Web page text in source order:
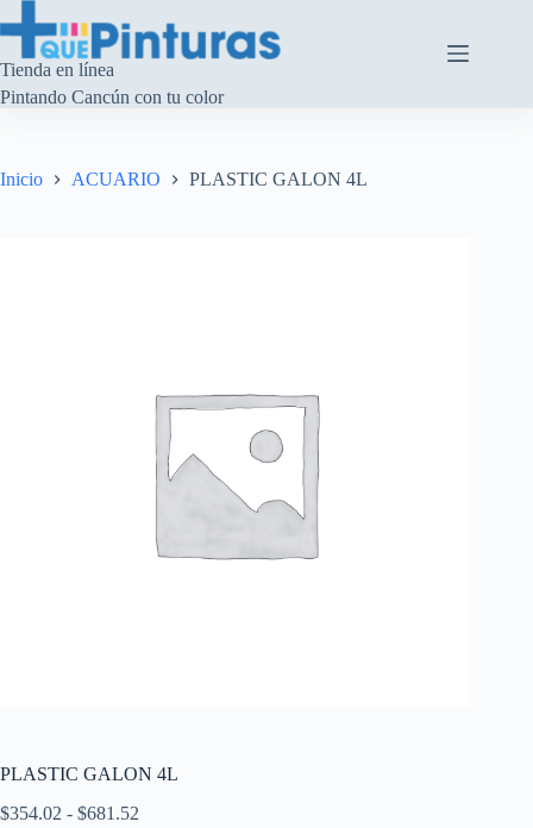
al
contenido
Tienda en línea
Pintando Cancún con tu color
Inicio ACUARIO PLASTIC GALON 4L
PLASTIC GALON 4L
$354.02 - $681.52